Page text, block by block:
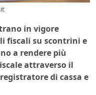
in vigore
fiscali su scontrini e
a rendere più
attraverso il
di cassa e